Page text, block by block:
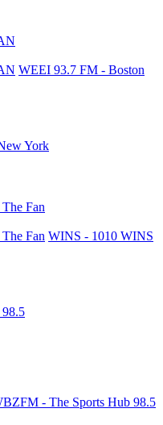
WEEI 93.7 FM - Boston
York
Fan
Fan WINS - 1010 WINS
- The Sports Hub 98.5